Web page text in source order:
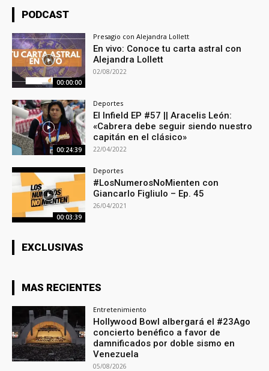
PODCAST
00:00:00
Presagio con Alejandra Lollett
En vivo: Conoce tu carta astral con
Alejandra Lollett
02/08/2022
00:24:39
Deportes
El Infield EP #57 || Aracelis León:
«Cabrera debe seguir siendo nuestro
capitán en el clásico»
22/04/2022
00:03:39
Deportes
#LosNumerosNoMienten con
Giancarlo Figliulo – Ep. 45
26/04/2021
EXCLUSIVAS
MAS RECIENTES
Entretenimiento
Hollywood Bowl albergará el #23Ago
concierto benéfico a favor de
damnificados por doble sismo en
Venezuela
05/08/2026